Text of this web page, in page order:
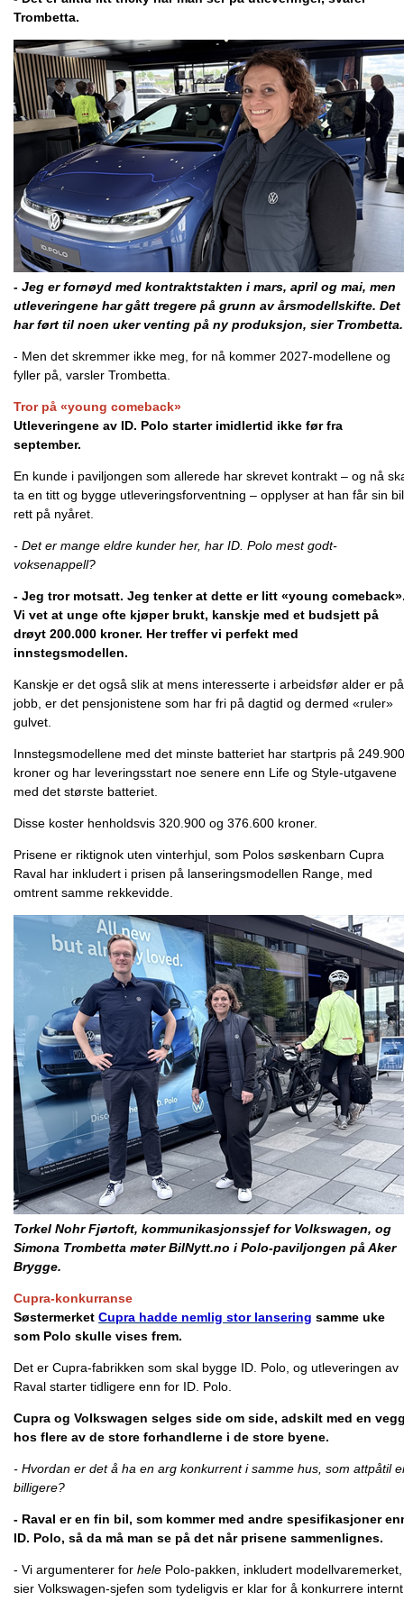
Trombetta.
- Jeg er fornøyd med kontraktstakten i mars, april og mai, men
utleveringene har gått tregere på grunn av årsmodellskifte. Det
har ført til noen uker venting på ny produksjon, sier Trombetta.
- Men det skremmer ikke meg, for nå kommer 2027-modellene og
fyller på, varsler Trombetta.
Tror på «young comeback»
Utleveringene av ID. Polo starter imidlertid ikke før fra
september.
En kunde i paviljongen som allerede har skrevet kontrakt – og nå
ta en titt og bygge utleveringsforventning – opplyser at han får sin bil
rett på nyåret.
- Det er mange eldre kunder her, har ID. Polo mest godt-
voksenappell?
- Jeg tror motsatt. Jeg tenker at dette er litt «young
Vi vet at unge ofte kjøper brukt, kanskje med et budsjett på
drøyt 200.000 kroner. Her treffer vi perfekt med
innstegsmodellen.
Kanskje er det også slik at mens interesserte i arbeidsfør alder er på
jobb, er det pensjonistene som har fri på dagtid og dermed «ruler»
gulvet.
Innstegsmodellene med det minste batteriet har startpris på 249.900
kroner og har leveringsstart noe senere enn Life og Style-utgavene
med det største batteriet.
Disse koster henholdsvis 320.900 og 376.600 kroner.
Prisene er riktignok uten vinterhjul, som Polos søskenbarn Cupra
Raval har inkludert i prisen på lanseringsmodellen Range, med
omtrent samme rekkevidde.
Torkel Nohr Fjørtoft, kommunikasjonssjef for Volkswagen, og
Simona Trombetta møter BilNytt.no i Polo-paviljongen på Aker
Brygge.
Cupra-konkurranse
Søstermerket Cupra hadde nemlig stor lansering samme uke
som Polo skulle vises frem.
Det er Cupra-fabrikken som skal bygge ID. Polo, og utleveringen av
Raval starter tidligere enn for ID. Polo.
Cupra og Volkswagen selges side om side, adskilt med en
hos flere av de store forhandlerne i de store byene.
- Hvordan er det å ha en arg konkurrent i samme hus, som attpåtil
billigere?
- Raval er en fin bil, som kommer med andre spesifikasjoner
ID. Polo, så da må man se på det når prisene sammenlignes.
- Vi argumenterer for hele Polo-pakken, inkludert modellvaremerket,
sier Volkswagen-sjefen som tydeligvis er klar for å konkurrere